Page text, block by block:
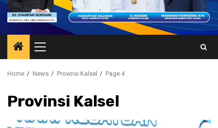
Primary
Menu
Home News Provinsi Kalsel Page 4
Provinsi Kalsel